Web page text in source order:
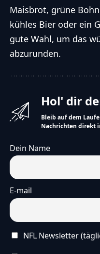
Maisbrot, grüne
kühles Bier oder ein
gute Wahl, um das
abzurunden.
Hol' dir
Bleib auf dem
Nachrichten direkt
Dein Name
E-mail
NFL Newsletter